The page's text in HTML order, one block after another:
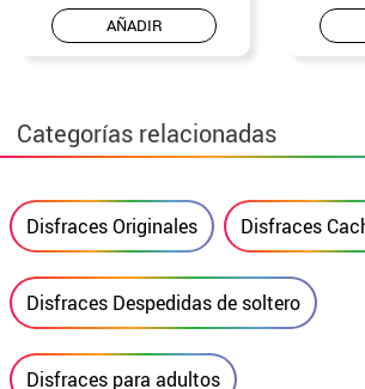
AÑADIR
Categorías relacionadas
Disfraces Originales Disfraces
Disfraces Despedidas de soltero
Disfraces para adultos